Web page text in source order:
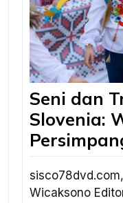
Seni dan
Slovenia:
Wicaksono